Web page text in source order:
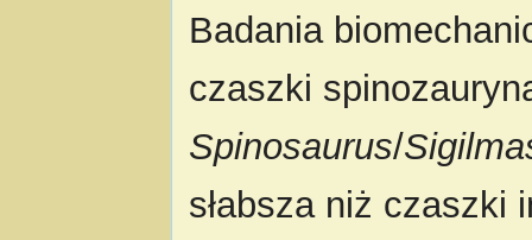
Badania
czaszki
Spinosaurus/
słabsza niż czaszki